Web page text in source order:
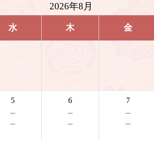
2026年8月
水 木 金
5
－
－
6
－
－
7
－
－